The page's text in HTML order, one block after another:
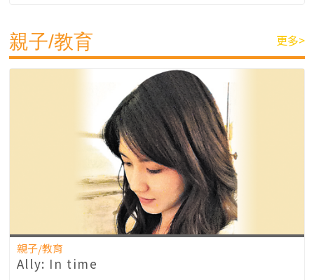
親子/教育 更多>
親子/教育
Ally: In time